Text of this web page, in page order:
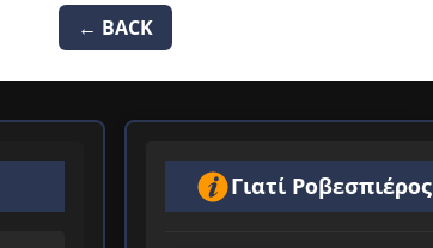
← BACK
Γιατί Ροβεσπιέρος